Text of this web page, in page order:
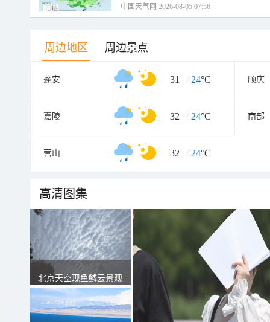
中国天气网 2026-08-05 07:56
周边地区 周边景点
蓬安 31 / 24°C 顺庆
嘉陵 32 / 24°C 南部
营山 32 / 24°C
高清图集
北京天空现鱼鳞云景观